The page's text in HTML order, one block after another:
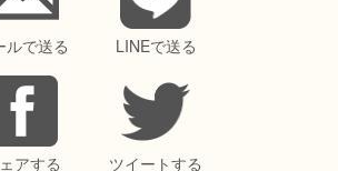
ルで送る LINEで送る
アする ツイートする